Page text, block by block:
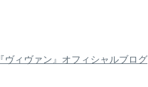
ィヴァン』オフィシャルブログ